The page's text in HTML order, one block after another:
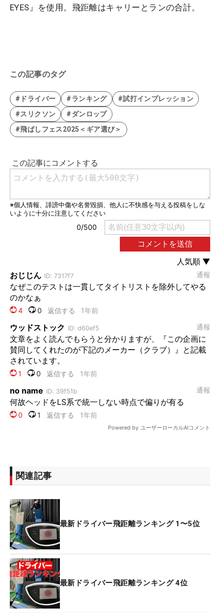
EYES』を使用。飛距離はキャリーとランの合計。
この記事のタグ
#ドライバー #ランキング
#試打インプレッション
#スリクソン
#ダンロップ
#飛ばしフェス2025＜ギア選び＞
関連記事
最新ドライバー飛距離ランキング 1〜5位
最新ドライバー飛距離ランキング 4位